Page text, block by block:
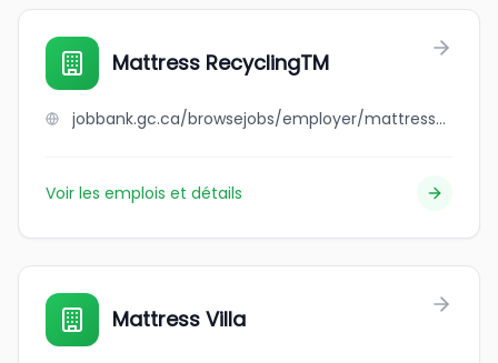
Mattress RecyclingTM
jobbank.gc.ca/browsejobs/employer/mattress+recyclingtm/ca
Voir les emplois et détails
Mattress Villa